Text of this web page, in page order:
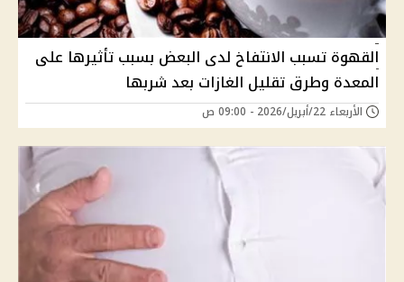
القهوة تسبب الانتفاخ لدى البعض بسبب تأثيرها على
المعدة وطرق تقليل الغازات بعد شربها
الأربعاء 22/أبريل/2026 - 09:00 ص